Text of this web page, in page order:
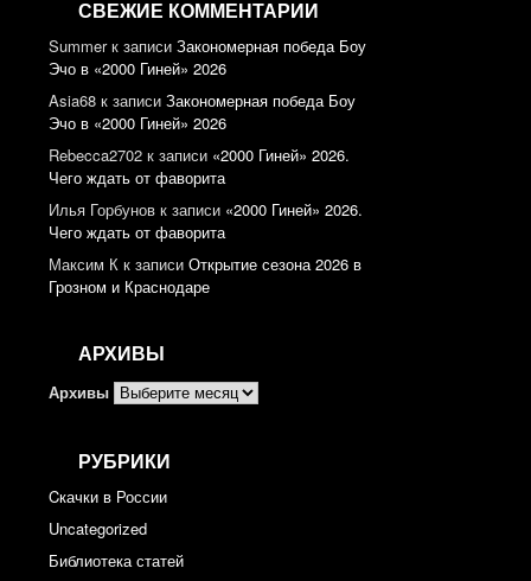
СВЕЖИЕ КОММЕНТАРИИ
Summerк записи Закономерная победа Боу
Эчо в «2000 Гиней» 2026
Asia68 к записи Закономерная победа Боу
Эчо в «2000 Гиней» 2026
Rebecca2702 к записи «2000 Гиней» 2026.
Чего ждать от фаворита
Илья Горбунов к записи «2000 Гиней» 2026.
Чего ждать от фаворита
Максим К к записи Открытие сезона 2026 в
Грозном и Краснодаре
АРХИВЫ
Архивы
РУБРИКИ
Cкачки в России
Uncategorized
Библиотека статей